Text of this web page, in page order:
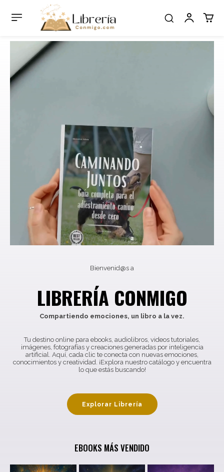
Bienvenid@s a
LIBRERÍA CONMIGO
Compartiendo emociones, un libro a la vez.
Tu destino online para ebooks, audiolibros, videos tutoriales,
imágenes, fotografías y creaciones generadas por inteligencia
artificial. Aquí, cada clic te conecta con nuevas emociones,
conocimientos y creatividad. ¡Explora nuestro catálogo y encuentra
lo que estás buscando!
Explorar Librería
EBOOKS MÁS VENDIDO